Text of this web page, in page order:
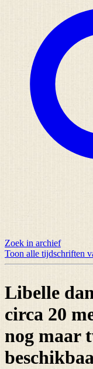
Zoek in archief
Toon alle tijdschriften
Libelle
circa 20
nog maar